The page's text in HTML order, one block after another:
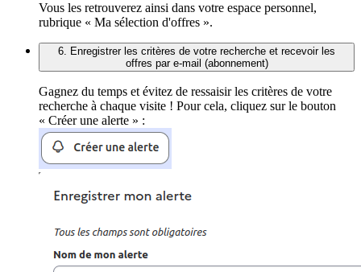
Vous les retrouverez ainsi dans votre espace personnel,
rubrique « Ma sélection d'offres ».
6. Enregistrer les critères de votre recherche et recevoir les
offres par e-mail (abonnement)
Gagnez du temps et évitez de ressaisir les critères de votre
recherche à chaque visite ! Pour cela, cliquez sur le bouton
« Créer une alerte » :